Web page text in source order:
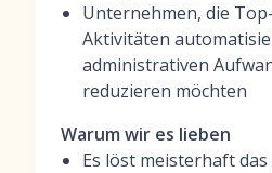
Unternehmen, die
Aktivitäten
administrativen
reduzieren möchten
Warum wir es lieben
Es löst meisterhaft das